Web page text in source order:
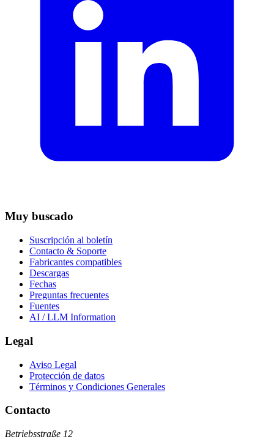
Muy buscado
Suscripción al boletín
Contacto & Soporte
Fabricantes compatibles
Descargas
Fechas
Preguntas frecuentes
Fuentes
AI / LLM Information
Legal
Aviso Legal
Protección de datos
Términos y Condiciones Generales
Contacto
Betriebsstraße 12